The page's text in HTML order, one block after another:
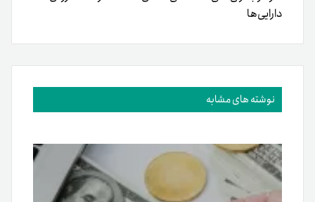
در دنیای رمزارزها چه می‌گذرد؟؛ مهم‌ترین اخبار بازار رمزارزها
(۸آبان‌۱۴۰۲)